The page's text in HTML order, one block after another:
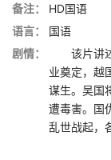
备注：
HD国语
语言：
国语
剧情：
该片讲述
业奠定，越
谋生。吴国
遭毒害。国
乱世战起，